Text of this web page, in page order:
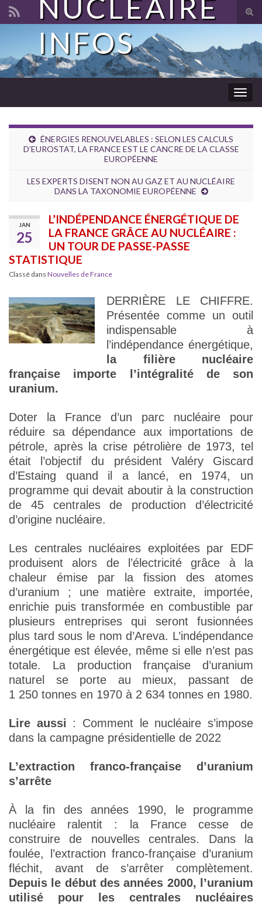
Search for:
NUCLÉAIRE
INFOS
ÉNERGIES RENOUVELABLES : SELON LES CALCULS
D’EUROSTAT, LA FRANCE EST LE CANCRE DE LA CLASSE
EUROPÉENNE
LES EXPERTS DISENT NON AU GAZ ET AU NUCLÉAIRE
DANS LA TAXONOMIE EUROPÉENNE
JAN
25
L’INDÉPENDANCE ÉNERGÉTIQUE DE
LA FRANCE GRÂCE AU NUCLÉAIRE :
UN TOUR DE PASSE-PASSE
STATISTIQUE
Classé dans Nouvelles de France
DERRIÈRE LE CHIFFRE.
Présentée comme un outil
indispensable à
l’indépendance énergétique,
la filière nucléaire
française importe l’intégralité de son
uranium.
Doter la France d’un parc nucléaire pour
réduire sa dépendance aux importations de
pétrole, après la crise pétrolière de 1973, tel
était l’objectif du président Valéry Giscard
d’Estaing quand il a lancé, en 1974, un
programme qui devait aboutir à la construction
de 45 centrales de production d’électricité
d’origine nucléaire.
Les centrales nucléaires exploitées par EDF
produisent alors de l’électricité grâce à la
chaleur émise par la fission des atomes
d’uranium ; une matière extraite, importée,
enrichie puis transformée en combustible par
plusieurs entreprises qui seront fusionnées
plus tard sous le nom d’Areva. L’indépendance
énergétique est élevée, même si elle n’est pas
totale. La production française d’uranium
naturel se porte au mieux, passant de
1 250 tonnes en 1970 à 2 634 tonnes en 1980.
Lire aussi : Comment le nucléaire s’impose
dans la campagne présidentielle de 2022
L’extraction franco-française d’uranium
s’arrête
À la fin des années 1990, le programme
nucléaire ralentit : la France cesse de
construire de nouvelles centrales. Dans la
foulée, l’extraction franco-française d’uranium
fléchit, avant de s’arrêter complètement.
Depuis le début des années 2000, l’uranium
utilisé pour les centrales nucléaires